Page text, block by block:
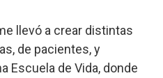
llevó a crear distintas
de pacientes, y
Escuela de Vida, donde